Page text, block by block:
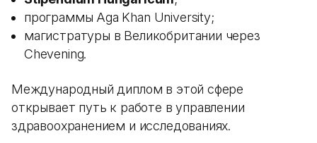
программы Aga Khan University;
магистратуры в Великобритании через
Chevening.
Международный диплом в этой сфере
открывает путь к работе в управлении
здравоохранением и исследованиях.